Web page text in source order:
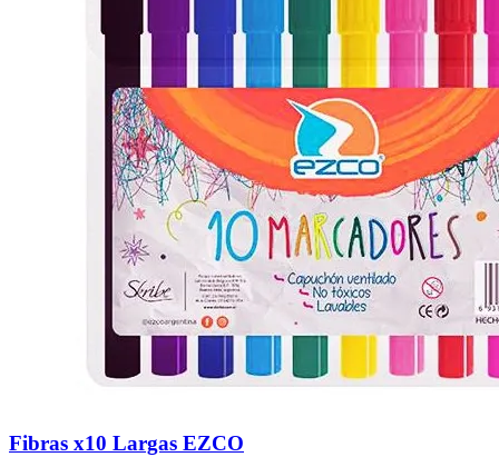
Fibras x10 Largas EZCO